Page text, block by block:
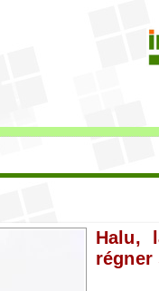
Halu,